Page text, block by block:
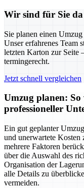
Wir sind für Sie da
Sie planen einen
Unser erfahrenes Team
letzten Karton zur Seite
termingerecht.
Jetzt schnell vergleichen
Umzug planen: So
professioneller
Ein gut geplanter
und unerwartete Kosten
mehrere Faktoren
über die Auswahl des
Organisation der
alle Details zu
vermeiden.